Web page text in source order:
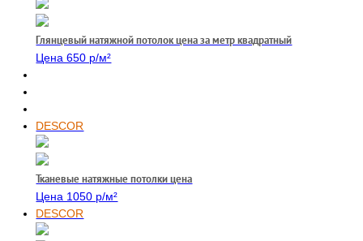
Глянцевый натяжной потолок цена за метр квадратный
Цена 650 р/м²
DESCOR
Тканевые натяжные потолки цена
Цена 1050 р/м²
DESCOR